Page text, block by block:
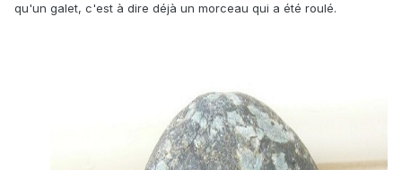
qu'un galet, c'est à dire déjà un morceau qui a été roulé.